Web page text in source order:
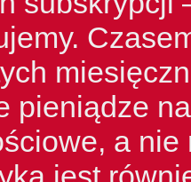
pieniądze
a nie